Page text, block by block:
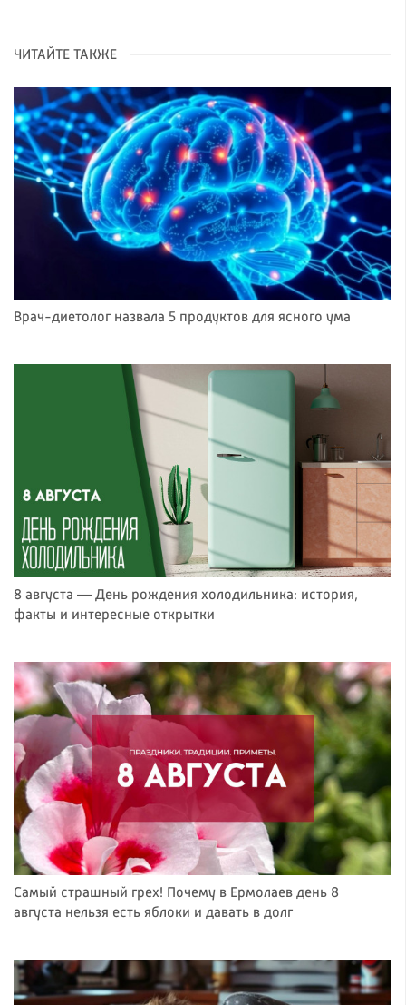
ЧИТАЙТЕ ТАКЖЕ
Врач-диетолог назвала 5 продуктов для ясного ума
8 августа — День рождения холодильника: история,
факты и интересные открытки
Самый страшный грех! Почему в Ермолаев день 8
августа нельзя есть яблоки и давать в долг